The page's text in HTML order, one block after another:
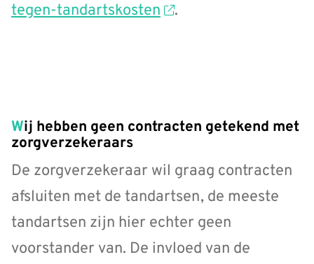
tegen-tandartskosten
.
Wij hebben geen contracten getekend met
zorgverzekeraars
De zorgverzekeraar wil graag contracten
afsluiten met de tandartsen, de meeste
tandartsen zijn hier echter geen
voorstander van. De invloed van de